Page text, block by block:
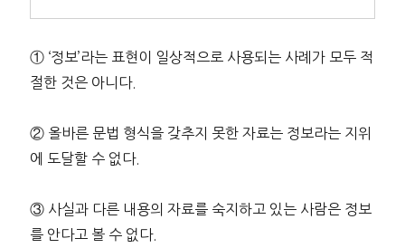
① ‘정보’라는 표현이 일상적으로 사용되는 사례가 모두 적
절한 것은 아니다.
② 올바른 문법 형식을 갖추지 못한 자료는 정보라는 지위
에 도달할 수 없다.
③ 사실과 다른 내용의 자료를 숙지하고 있는 사람은 정보
를 안다고 볼 수 없다.